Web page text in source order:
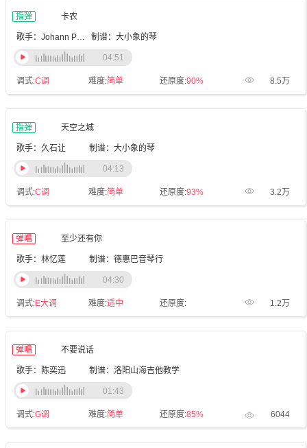
指弹 卡农
歌手：Johann Pachelbel 制谱：大小象的琴
调式:C调 难度:简单 还原度:90% 8.5万
04:51
指弹 天空之城
歌手：久石让 制谱：大小象的琴
调式:C调 难度:简单 还原度:93% 3.2万
04:13
弹唱 至少还有你
歌手：林忆莲 制谱：德惠巴音琴行
调式:E大调 难度:适中 还原度: 1.2万
04:30
弹唱 不要说话
歌手：陈奕迅 制谱：洛阳山海吉他教学
调式:G调 难度:简单 还原度:85% 6044
01:43